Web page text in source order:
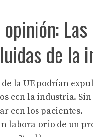
de la
la UE podrían
con la industria.
con los pacientes.
laboratorio de un